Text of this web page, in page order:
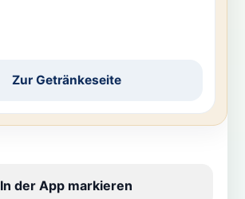
Zur Getränkeseite
In der App markieren